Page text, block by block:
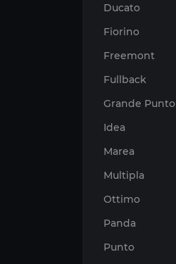
Ducato
Fiorino
Freemont
Fullback
Grande Punto
Idea
Marea
Multipla
Ottimo
Panda
Punto